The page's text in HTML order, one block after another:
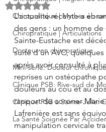
Chiropratique | Mythes en
Chiropratique | Articulations
Docteur en chiropratique
Mini-série: Douleur chronique
Clinique PSB: Rive-sud de
Clinique PSB à Sainte-Julie:
La Santé Soignée Par
Noté NaN étoiles sur 5.
L’actualité récente a
des gens : un homme de
Sainte-Eustache est
suite d’un AVC,
après avoir consulté à
reprises un ostéopathe
douleurs au cou et au
rapport du coroner
Lafrenière est sans
manipulation cervicale